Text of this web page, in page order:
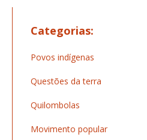
Categorias:
Povos indígenas
Questões da terra
Quilombolas
Movimento popular